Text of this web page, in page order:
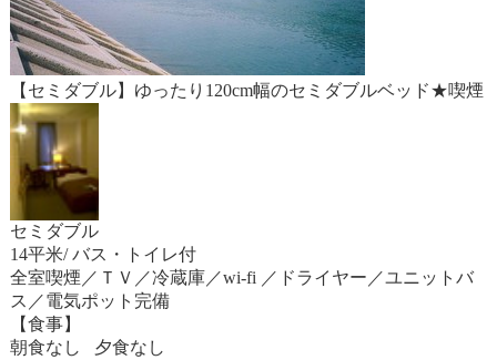
【セミダブル】ゆったり120cm幅のセミダブルベッド★喫煙
セミダブル
14平米/ バス・トイレ付
全室喫煙／ＴＶ／冷蔵庫／wi-fi ／ドライヤー／ユニットバ
ス／電気ポット完備
【食事】
朝食なし 夕食なし